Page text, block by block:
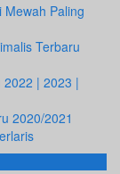
Paling
Terbaru
| 2023 |
2020/2021